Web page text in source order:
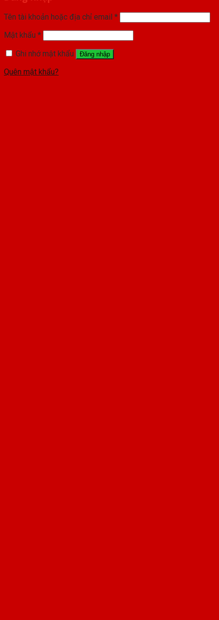
Tên tài khoản hoặc địa chỉ email *
Mật khẩu *
Ghi nhớ mật khẩu
Đăng nhập
Quên mật khẩu?